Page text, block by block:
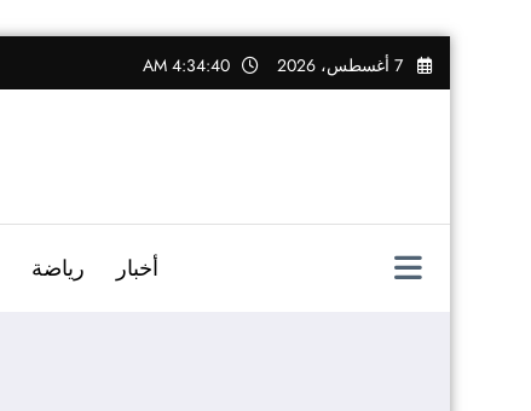
التجاوز
إلى
7 أغسطس، 2026 4:34:41 AM
أخبار رياضة